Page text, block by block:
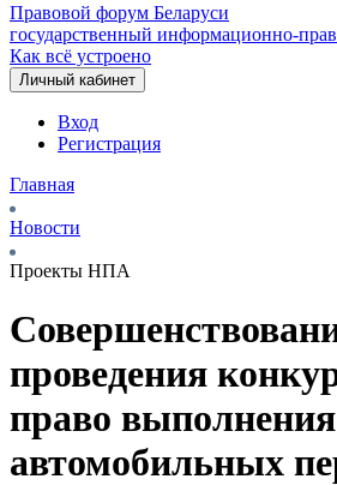
Правовой форум Беларуси
государственный информационно-
Как всё устроено
Личный кабинет
Вход
Регистрация
Главная
Новости
Проекты НПА
проведения
право выполнения
автомобильных